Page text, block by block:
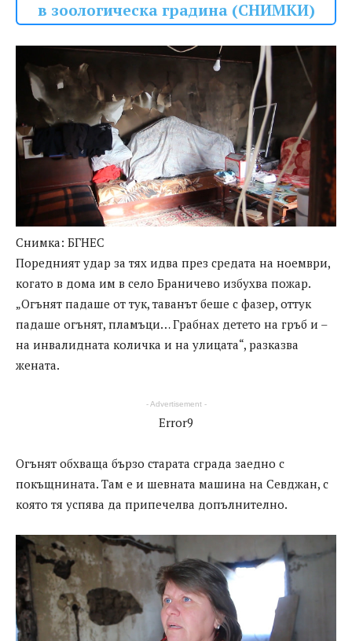
в зоологическа градина (СНИМКИ)
Снимка: БГНЕС
Поредният удар за тях идва през средата на ноември,
когато в дома им в село Браничево избухва пожар.
„Огънят падаше от тук, таванът беше с фазер, оттук
падаше огънят, пламъци… Грабнах детето на гръб и –
на инвалидната количка и на улицата“, разказва
жената.
- Advertisement -
Error9
Огънят обхваща бързо старата сграда заедно с
покъщнината. Там е и шевната машина на Севджан, с
която тя успява да припечелва допълнително.